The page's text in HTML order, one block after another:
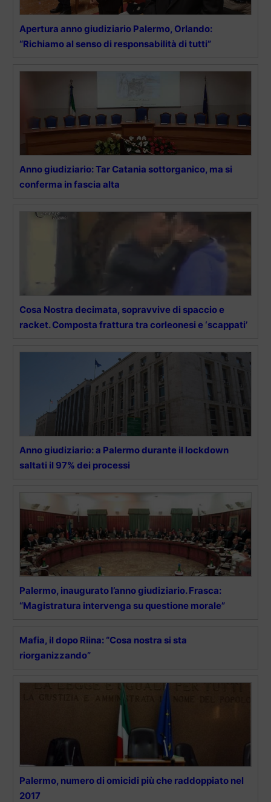
Apertura anno giudiziario Palermo, Orlando:
“Richiamo al senso di responsabilità di tutti”
Anno giudiziario: Tar Catania sottorganico, ma si
conferma in fascia alta
Cosa Nostra decimata, sopravvive di spaccio e
racket. Composta frattura tra corleonesi e ‘scappati’
Anno giudiziario: a Palermo durante il lockdown
saltati il 97% dei processi
Palermo, inaugurato l’anno giudiziario. Frasca:
“Magistratura intervenga su questione morale”
Mafia, il dopo Riina: “Cosa nostra si sta
riorganizzando”
Palermo, numero di omicidi più che raddoppiato nel
2017